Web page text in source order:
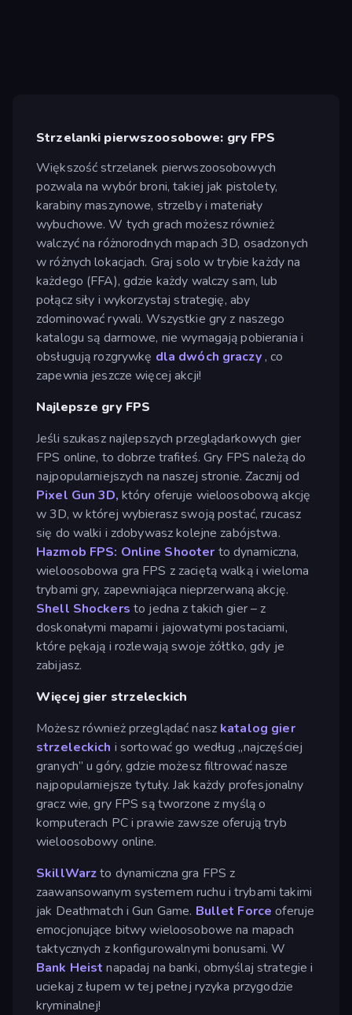
Strzelanki pierwszoosobowe: gry FPS
Większość strzelanek pierwszoosobowych
pozwala na wybór broni, takiej jak pistolety,
karabiny maszynowe, strzelby i materiały
wybuchowe. W tych grach możesz również
walczyć na różnorodnych mapach 3D, osadzonych
w różnych lokacjach. Graj solo w trybie każdy na
każdego (FFA), gdzie każdy walczy sam, lub
połącz siły i wykorzystaj strategię, aby
zdominować rywali. Wszystkie gry z naszego
katalogu są darmowe, nie wymagają pobierania i
obsługują rozgrywkę dla dwóch graczy, co
zapewnia jeszcze więcej akcji!
Najlepsze gry FPS
Jeśli szukasz najlepszych przeglądarkowych gier
FPS online, to dobrze trafiłeś. Gry FPS należą do
najpopularniejszych na naszej stronie. Zacznij od
Pixel Gun 3D, który oferuje wieloosobową akcję
w 3D, w której wybierasz swoją postać, rzucasz
się do walki i zdobywasz kolejne zabójstwa.
Hazmob FPS: Online Shooter to dynamiczna,
wieloosobowa gra FPS z zaciętą walką i wieloma
trybami gry, zapewniająca nieprzerwaną akcję.
Shell Shockers to jedna z takich gier – z
doskonałymi mapami i jajowatymi postaciami,
które pękają i rozlewają swoje żółtko, gdy je
zabijasz.
Więcej gier strzeleckich
Możesz również przeglądać nasz katalog gier
strzeleckich i sortować go według „najczęściej
granych” u góry, gdzie możesz filtrować nasze
najpopularniejsze tytuły. Jak każdy profesjonalny
gracz wie, gry FPS są tworzone z myślą o
komputerach PC i prawie zawsze oferują tryb
wieloosobowy online.
SkillWarzto dynamiczna gra FPS z
zaawansowanym systemem ruchu i trybami takimi
jak Deathmatch i Gun Game. Bullet Force oferuje
emocjonujące bitwy wieloosobowe na mapach
taktycznych z konfigurowalnymi bonusami. W
Bank Heist napadaj na banki, obmyślaj strategie i
uciekaj z łupem w tej pełnej ryzyka przygodzie
kryminalnej!